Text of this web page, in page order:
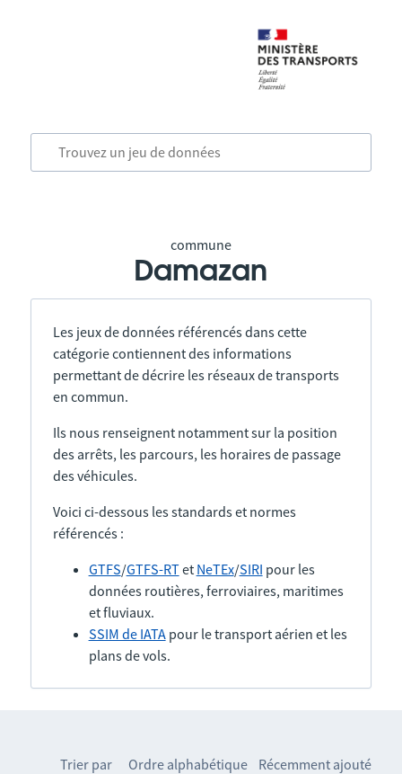
commune
Damazan
Les jeux de données référencés dans cette
catégorie contiennent des informations
permettant de décrire les réseaux de transports
en commun.
Ils nous renseignent notamment sur la position
des arrêts, les parcours, les horaires de passage
des véhicules.
Voici ci-dessous les standards et normes
référencés :
GTFS/GTFS-RTet NeTEx/SIRI pour les
données routières, ferroviaires, maritimes
et fluviaux.
SSIM de IATApour le transport aérien et les
plans de vols.
Trier par Ordre alphabétique Récemment ajouté